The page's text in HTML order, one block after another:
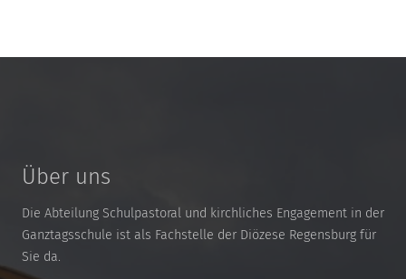
Über uns
Die Abteilung Schulpastoral und kirchliches Engagement in der
Ganztagsschule ist als Fachstelle der Diözese Regensburg für
Sie da.